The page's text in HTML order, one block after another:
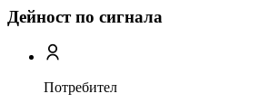
Дейност по сигнала
Потребител